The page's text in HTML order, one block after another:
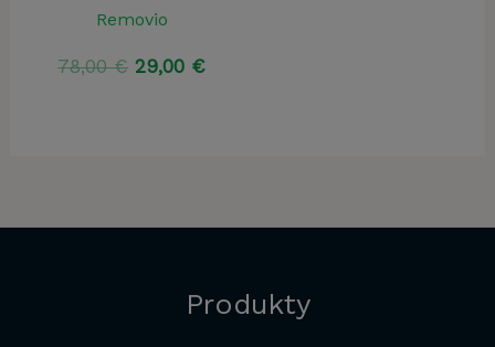
Removio
78,00€ Pôvodná
29,00 €Aktuálna
Produkty